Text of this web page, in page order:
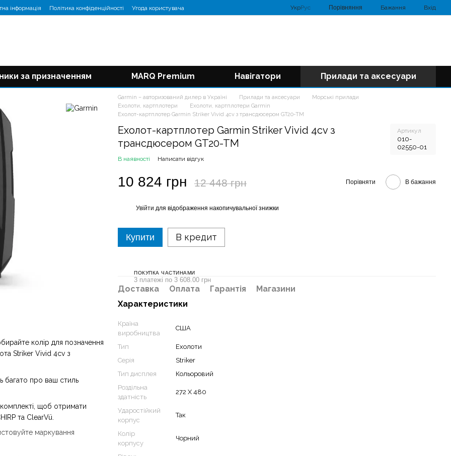
інформація Політика конфіденційності
Угода користувача
УкрРус Порівняння Бажання Вхід
за призначенням MARQ Premium Навігатори Прилади та аксесуари
колір для позначення
Striker Vivid 4cv з
багато про ваш стиль
щоб отримати
та ClearVü.
маркування
Garmin – авторизований дилер в Україні Прилади та аксесуари
Морські прилади
Ехолоти, картплотери
Ехолоти, картплотери Garmin
Ехолот-картплотер Garmin Striker Vivid 4cv з трансдюсером GT20-TM
Ехолот-картплотер Garmin Striker Vivid 4cv з
трансдюсером GT20-TM
Артикул
010-
02550-01
В наявності Написати відгук
10 824 грн 12 448 грн Порівняти В бажання
Увійти для відображення накопичувальної знижки
Купити В кредит
ПОКУПКА ЧАСТИНАМИ
3 платежі по 3 608.00 грн
Доставка Оплата Гарантія
Магазини
Характеристики
Країна
виробництва
США
Тип
Ехолоти
Серія
Striker
Тип дисплея
Кольоровий
Роздільна
здатність
272 X 480
Ударостійкий
корпус
Так
Колір
корпусу
Чорний